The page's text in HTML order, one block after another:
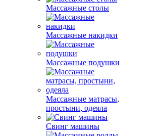
Массажные столы
Массажные накидки
Массажные подушки
Массажные матрасы,
простыни, одеяла
Свинг машины